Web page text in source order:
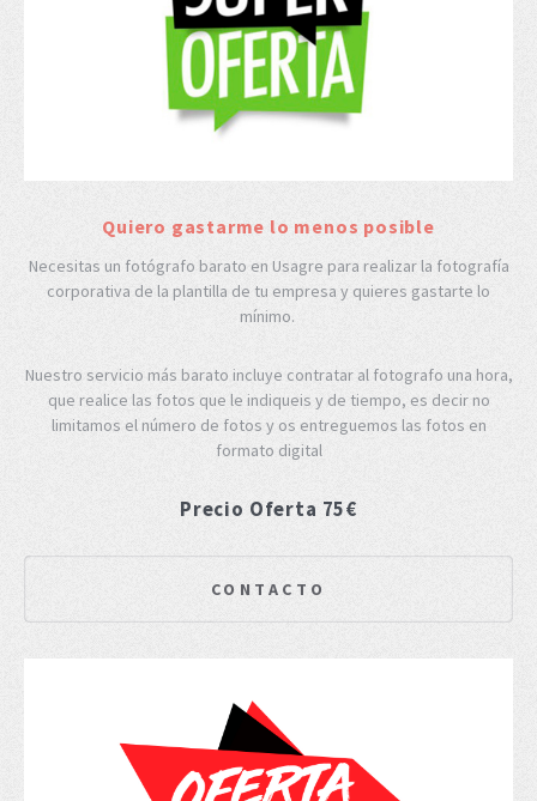
Quiero gastarme lo menos posible
Necesitas un fotógrafo barato en Usagre para realizar la fotografía
corporativa de la plantilla de tu empresa y quieres gastarte lo
mínimo.
Nuestro servicio más barato incluye contratar al fotografo una hora,
que realice las fotos que le indiqueis y de tiempo, es decir no
limitamos el número de fotos y os entreguemos las fotos en
formato digital
Precio Oferta 75€
CONTACTO